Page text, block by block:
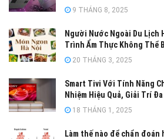
9 THÁNG 8, 2025
Người Nước Ngoài Du Lịch
Trình Ẩm Thực Không Thể
20 THÁNG 3, 2025
Smart Tivi Với Tính Năng
Nhiệm Hiệu Quả, Giải Trí Đa
18 THÁNG 1, 2025
Làm thế nào để chẩn đoán